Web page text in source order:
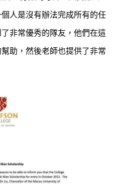
人是沒有辦法完成所有的任
非常優秀的隊友，他們在這
助，然後老師也提供了非常